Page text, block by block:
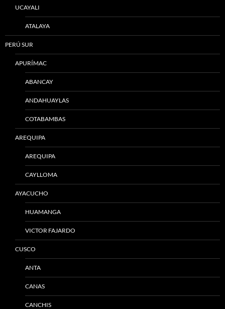
UCAYALI
ATALAYA
PERÚ SUR
APURÍMAC
ABANCAY
ANDAHUAYLAS
COTABAMBAS
AREQUIPA
AREQUIPA
CAYLLOMA
AYACUCHO
HUAMANGA
VICTOR FAJARDO
CUSCO
ANTA
CANAS
CANCHIS